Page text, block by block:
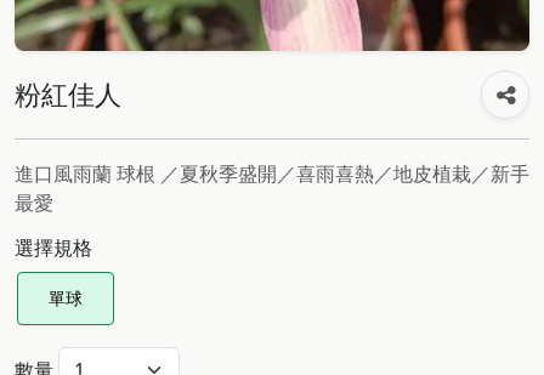
粉紅佳人
進口風雨蘭 球根 ／夏秋季盛開／喜雨喜熱／地皮植栽／新手
最愛
選擇規格
單球